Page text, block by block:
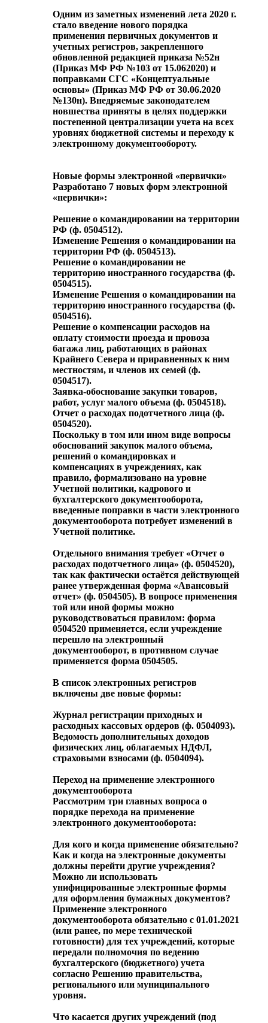
Одним из заметных изменений лета 2020 г.
стало введение нового порядка
применения первичных документов и
учетных регистров, закрепленного
обновленной редакцией приказа №52н
(Приказ МФ РФ №103 от 15.062020) и
поправками СГС «Концептуальные
основы» (Приказ МФ РФ от 30.06.2020
№130н). Внедряемые законодателем
новшества приняты в целях поддержки
постепенной централизации учета на всех
уровнях бюджетной системы и переходу к
электронному документообороту.
Новые формы электронной «первички»
Разработано 7 новых форм электронной
«первички»:
Решение о командировании на территории
РФ (ф. 0504512).
Изменение Решения о командировании на
территории РФ (ф. 0504513).
Решение о командировании не
территорию иностранного государства (ф.
0504515).
Изменение Решения о командировании на
территорию иностранного государства (ф.
0504516).
Решение о компенсации расходов на
оплату стоимости проезда и провоза
багажа лиц, работающих в районах
Крайнего Севера и приравненных к ним
местностям, и членов их семей (ф.
0504517).
Заявка-обоснование закупки товаров,
работ, услуг малого объема (ф. 0504518).
Отчет о расходах подотчетного лица (ф.
0504520).
Поскольку в том или ином виде вопросы
обоснований закупок малого объема,
решений о командировках и
компенсациях в учреждениях, как
правило, формализовано на уровне
Учетной политики, кадрового и
бухгалтерского документооборота,
введенные поправки в части электронного
документооборота потребует изменений в
Учетной политике.
Отдельного внимания требует «Отчет о
расходах подотчетного лица» (ф. 0504520),
так как фактически остаётся действующей
ранее утвержденная форма «Авансовый
отчет» (ф. 0504505). В вопросе применения
той или иной формы можно
руководствоваться правилом: форма
0504520 применяется, если учреждение
перешло на электронный
документооборот, в противном случае
применяется форма 0504505.
В список электронных регистров
включены две новые формы:
Журнал регистрации приходных и
расходных кассовых ордеров (ф. 0504093).
Ведомость дополнительных доходов
физических лиц, облагаемых НДФЛ,
страховыми взносами (ф. 0504094).
Переход на применение электронного
документооборота
Рассмотрим три главных вопроса о
порядке перехода на применение
электронного документооборота:
Для кого и когда применение обязательно?
Как и когда на электронные документы
должны перейти другие учреждения?
Можно ли использовать
унифицированные электронные формы
для оформления бумажных документов?
Применение электронного
документооборота обязательно с 01.01.2021
(или ранее, по мере технической
готовности) для тех учреждений, которые
передали полномочия по ведению
бухгалтерского (бюджетного) учета
согласно Решению правительства,
регионального или муниципального
уровня.
Что касается других учреждений (под